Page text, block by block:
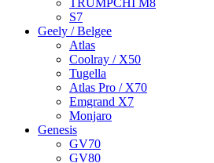
S7
Geely / Belgee
Atlas
Coolray / X50
Tugella
Atlas Pro / X70
Emgrand X7
Monjaro
Genesis
GV70
GV80